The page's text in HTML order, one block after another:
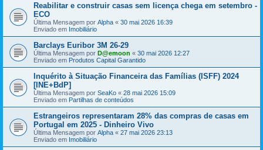
Reabilitar e construir casas sem licença chega em setembro -
ECO
Última Mensagem por Alpha « 30 mai 2026 16:39
Enviado em Imobiliário
Barclays Euribor 3M 26-29
Última Mensagem por D@emoon « 30 mai 2026 12:27
Enviado em Produtos Capital Garantido
Inquérito à Situação Financeira das Famílias (ISFF) 2024
[INE+BdP]
Última Mensagem por SeaKo « 28 mai 2026 15:09
Enviado em Partilhas de conteúdos
Estrangeiros representaram 28% das compras de casas em
Portugal em 2025 - Dinheiro Vivo
Última Mensagem por Alpha « 27 mai 2026 23:13
Enviado em Imobiliário